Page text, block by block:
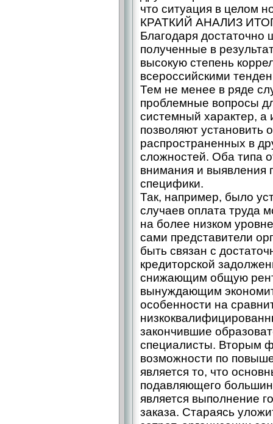
что ситуация в целом
КРАТКИЙ АНАЛИЗ
Благодаря достаточно
полученные в
высокую степень
всероссийскими
Тем не менее в ряде
проблемные вопросы
системный характер,
позволяют установить
распространенных в
сложностей. Оба типа
внимания и выявления
специфики.
Так, например, было
случаев оплата труда
на более низком
сами представители
быть связан с
кредиторской
снижающим общую
вынуждающим
особенности на
закончившие
специалисты. Вторым
возможности по
является то, что
подавляющего
является выполнение
заказа. Стараясь